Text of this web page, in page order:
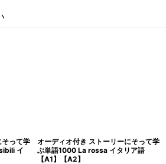
って学
イ
オーディオ付き ストーリーにそって学
ぶ単語1000 La rossa イタリア語
【A1】【A2】